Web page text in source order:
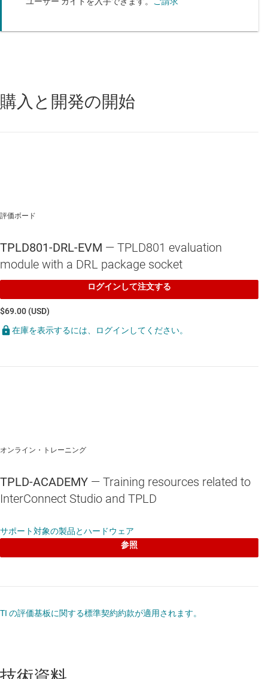
購入と開発の開始
評価ボード
TPLD801-DRL-EVM — TPLD801 evaluation
module with a DRL package socket
ログインして注文する
$69.00 (USD)
在庫を表示するには、ログインしてください。
オンライン・トレーニング
TPLD-ACADEMY — Training resources related to
InterConnect Studio and TPLD
サポート対象の製品とハードウェア
参照
TI の評価基板に関する標準契約約款が適用されます。